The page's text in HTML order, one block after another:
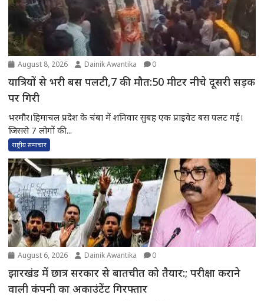
August 8, 2026 Dainik Awantika 0
यात्रियों से भरी बस पलटी,7 की मौत:50 मीटर नीचे दूसरी सड़क
पर गिरी
भरमौर।हिमाचल प्रदेश के चंबा में शनिवार सुबह एक प्राइवेट बस पलट गई।
जिससे 7 लोगों की...
राष्ट्रीय समाचार
August 6, 2026 Dainik Awantika 0
झारखंड में छात्र सरकार से बातचीत को तैयार:; परीक्षा कराने
वाली कंपनी का अकाउंटेंट गिरफ्तार